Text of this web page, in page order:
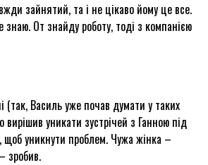
зайнятий, та і не цікаво йому це все.
знаю. От знайду роботу, тоді з компанією
(так, Василь уже почав думати у таких
вирішив уникати зустрічей з Ганною під
уникнути проблем. Чужа жінка –
зробив.